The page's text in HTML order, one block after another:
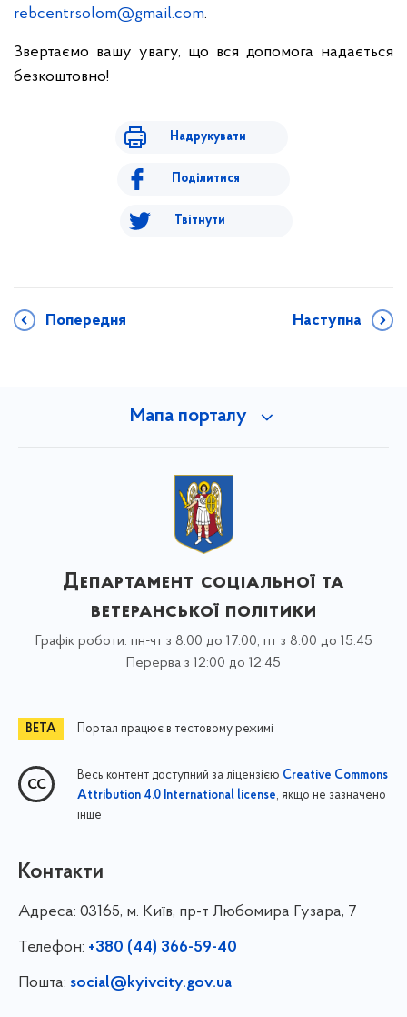
rebcentrsolom@gmail.com.
Звертаємо вашу увагу, що вся допомога надається
безкоштовно!
Надрукувати
Поділитися
Твітнути
Попередня Наступна
Мапа порталу
Департамент соціальної та
ветеранської політики
Графік роботи: пн-чт з 8:00 до 17:00, пт з 8:00 до 15:45
Перерва з 12:00 до 12:45
Портал працює в тестовому режимі
Весь контент доступний за ліцензією Creative Commons
Attribution 4.0 International license, якщо не зазначено
інше
Контакти
Адреса: 03165, м. Київ, пр-т Любомира Гузара, 7
Телефон: +380 (44) 366-59-40
Пошта: social@kyivcity.gov.ua